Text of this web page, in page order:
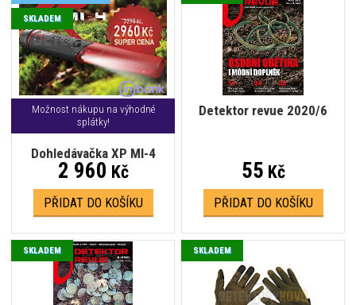
Možnost nákupu na výhodné
splátky!
Dohledávačka XP MI-4
SKLADEM
2 960 Kč
PŘIDAT DO KOŠÍKU
Detektor revue 2020/6
55 Kč
PŘIDAT DO KOŠÍKU
SKLADEM SKLADEM